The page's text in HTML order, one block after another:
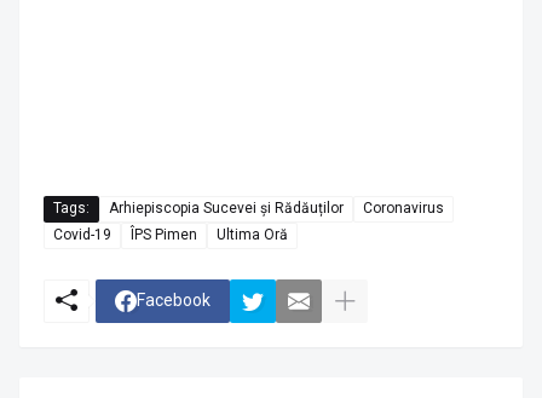
Tags: Arhiepiscopia Sucevei și Rădăuților
Coronavirus
Covid-19
ÎPS Pimen Ultima Oră
Facebook